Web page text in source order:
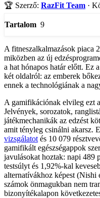
🏆 Szerző: RazFit Team ·
Tartalom 9
A fitneszalkalmazások piaca
miközben az új
a hat hónapos határ előtt. Ez
két oldalról: az emberek
ennek a technológiának a
A gamifikációnak elvileg ezt
Jelvények, sorozatok,
játékmechanikák az edzést
amit tényleg csinálni akarsz.
vizsgálatot és 10 079
gamifikált egészségappok
javulásokat hoztak: napi 489
testsúlyt és 1,92%-kal
alternatívákhoz képest
számok önmagukban nem
bizonyítékalapon